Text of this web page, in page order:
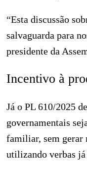
“Esta discussão
salvaguarda para
presidente da
Incentivo à
Já o PL 610/2025
governamentais
familiar, sem gerar
utilizando verbas